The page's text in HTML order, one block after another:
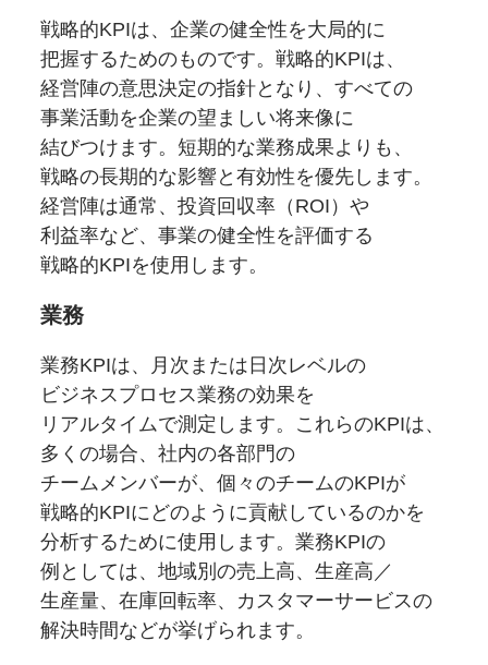
戦略的KPIは、企業の健全性を大局的に
把握するためのものです。戦略的KPIは、
経営陣の意思決定の指針となり、すべての
事業活動を企業の望ましい将来像に
結びつけます。短期的な業務成果よりも、
戦略の長期的な影響と有効性を優先します。
経営陣は通常、投資回収率 （ROI）や
利益率など、事業の健全性を評価する
戦略的KPIを使用します。
業務
業務KPIは、 月次または 日次 レベルの
ビジネスプロセス業務の効果を
リアルタイムで測定します。 これらのKPIは、
多くの場合、社内の各部門の
チームメンバーが、個々のチームのKPIが
戦略的KPIに どのように貢献しているのかを
分析するために使用します。業務KPIの
例としては、地域別の売上高、生産高／
生産量、在庫回転率、 カスタマーサービスの
解決時間などが挙げられます。